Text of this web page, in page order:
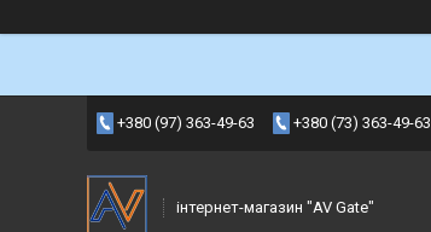
+380 (97) 363-49-63 +380 (73) 363-49-63
інтернет-магазин "AV Gate"